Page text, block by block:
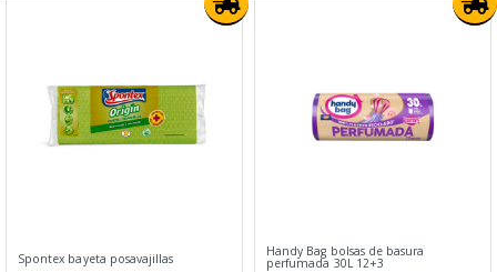
Spontex bayeta posavajillas Handy Bag bolsas de basura
perfumada 30L 12+3